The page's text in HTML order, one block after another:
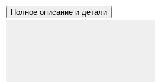
Полное описание и детали